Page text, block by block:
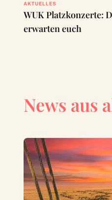
AKTUELLES
WUK Platzkonzerte:
erwarten euch
News aus